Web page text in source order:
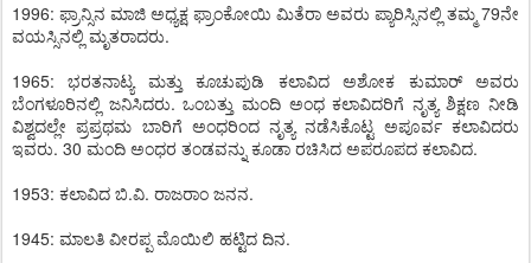
1996: ಫ್ರಾನ್ಸಿನ ಮಾಜಿ ಅಧ್ಯಕ್ಷ ಫ್ರಾಂಕೋಯಿ ಮಿತೆರಾ ಅವರು ಪ್ಯಾರಿಸ್ಸಿನಲ್ಲಿ ತಮ್ಮ 79ನೇ
ವಯಸ್ಸಿನಲ್ಲಿ ಮೃತರಾದರು.
1965: ಭರತನಾಟ್ಯ ಮತ್ತು ಕೂಚುಪುಡಿ ಕಲಾವಿದ ಅಶೋಕ ಕುಮಾರ್ ಅವರು
ಬೆಂಗಳೂರಿನಲ್ಲಿ ಜನಿಸಿದರು. ಒಂಬತ್ತು ಮಂದಿ ಅಂಧ ಕಲಾವಿದರಿಗೆ ನೃತ್ಯ ಶಿಕ್ಷಣ ನೀಡಿ
ವಿಶ್ವದಲ್ಲೇ ಪ್ರಪ್ರಥಮ ಬಾರಿಗೆ ಅಂಧರಿಂದ ನೃತ್ಯ ನಡೆಸಿಕೊಟ್ಟ ಅಪೂರ್ವ ಕಲಾವಿದರು
ಇವರು. 30 ಮಂದಿ ಅಂಧರ ತಂಡವನ್ನು ಕೂಡಾ ರಚಿಸಿದ ಅಪರೂಪದ ಕಲಾವಿದ.
1953: ಕಲಾವಿದ ಬಿ.ವಿ. ರಾಜರಾಂ ಜನನ.
1945: ಮಾಲತಿ ವೀರಪ್ಪ ಮೊಯಿಲಿ ಹಟ್ಟಿದ ದಿನ.